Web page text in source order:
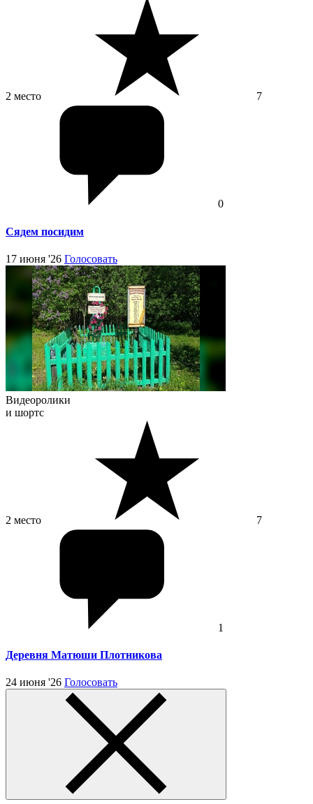
2 место 7
0
Сядем посидим
17 июня '26 Голосовать
Видеоролики
и шортс
2 место 7
1
Деревня Матюши Плотникова
24 июня '26 Голосовать